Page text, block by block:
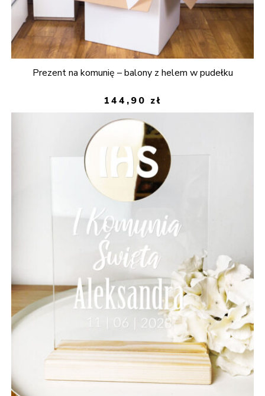
Prezent na komunię – balony z helem w pudełku
144,90 zł